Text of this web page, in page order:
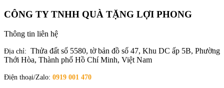
CÔNG TY TNHH QUÀ TẶNG LỢI PHONG
Thông tin liên hệ
Địa chỉ: Thửa đất số 5580, tờ bản đồ số 47, Khu DC ấp 5B, Phường
Thới Hòa, Thành phố Hồ Chí Minh, Việt Nam
Điện thoại/Zalo: 0919 001 470